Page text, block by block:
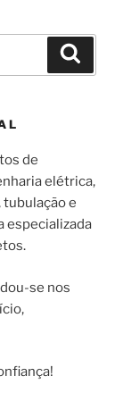
de
elétrica,
e
especializada
se nos